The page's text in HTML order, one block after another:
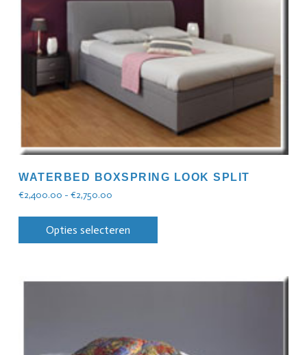
WATERBED BOXSPRING LOOK SPLIT
€2,400.00 - €2,750.00
Opties selecteren